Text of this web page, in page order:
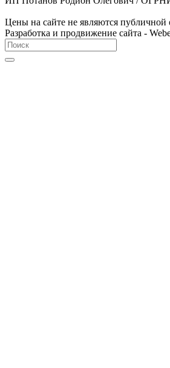
Цены на сайте не являются публичной
Разработка и продвижение сайта -